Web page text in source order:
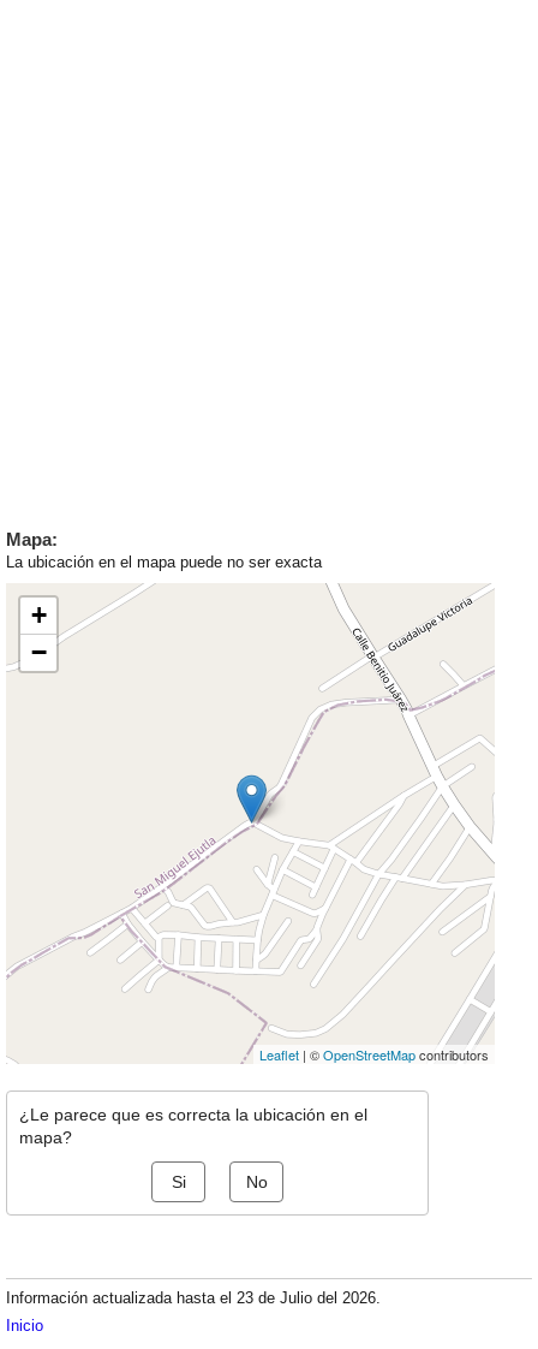
Mapa:
La ubicación en el mapa puede no ser exacta
+
−
Leaflet | ©OpenStreetMapcontributors
¿Le parece que es correcta la ubicación en el
mapa?
Si No
Información actualizada hasta el 23 de Julio del 2026.
Inicio